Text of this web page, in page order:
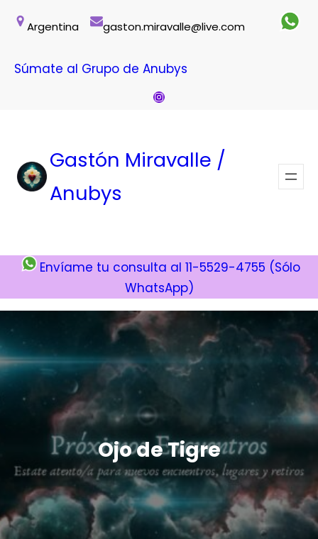
Argentina gaston.miravalle@live.com
Súmate al Grupo de Anubys
Instagram
Gastón Miravalle /
Anubys
Envíame tu consulta al 11-5529-4755 (Sólo
WhatsApp)
Ojo de Tigre